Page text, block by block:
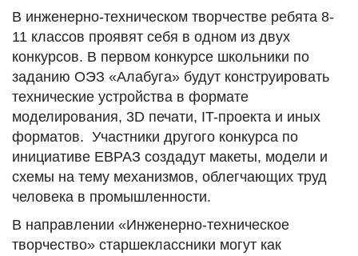
В инженерно-техническом творчестве ребята 8-
11 классов проявят себя в одном из двух
конкурсов. В первом конкурсе школьники по
заданию ОЭЗ «Алабуга» будут конструировать
технические устройства в формате
моделирования, 3D печати, IT-проекта и иных
форматов. Участники другого конкурса по
инициативе ЕВРАЗ создадут макеты, модели и
схемы на тему механизмов, облегчающих труд
человека в промышленности.
В направлении «Инженерно-техническое
творчество» старшеклассники могут как